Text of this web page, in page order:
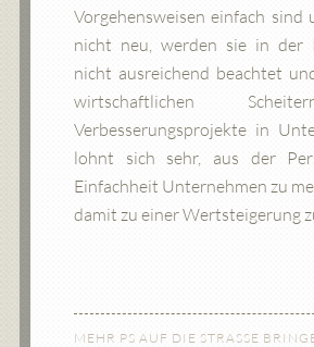
Vorgehensweisen einfach sind
nicht neu, werden sie in der
nicht ausreichend beachtet
wirtschaftlichen
Verbesserungsprojekte in
lohnt sich sehr, aus der
Einfachheit Unternehmen zu
damit zu einer Wertsteigerung
MEHR PS AUF DIE STRASSE